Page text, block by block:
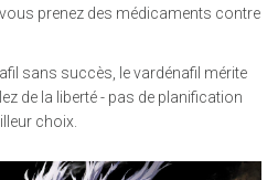
prenez des médicaments contre
sans succès, le vardénafil mérite
de la liberté - pas de planification
choix.